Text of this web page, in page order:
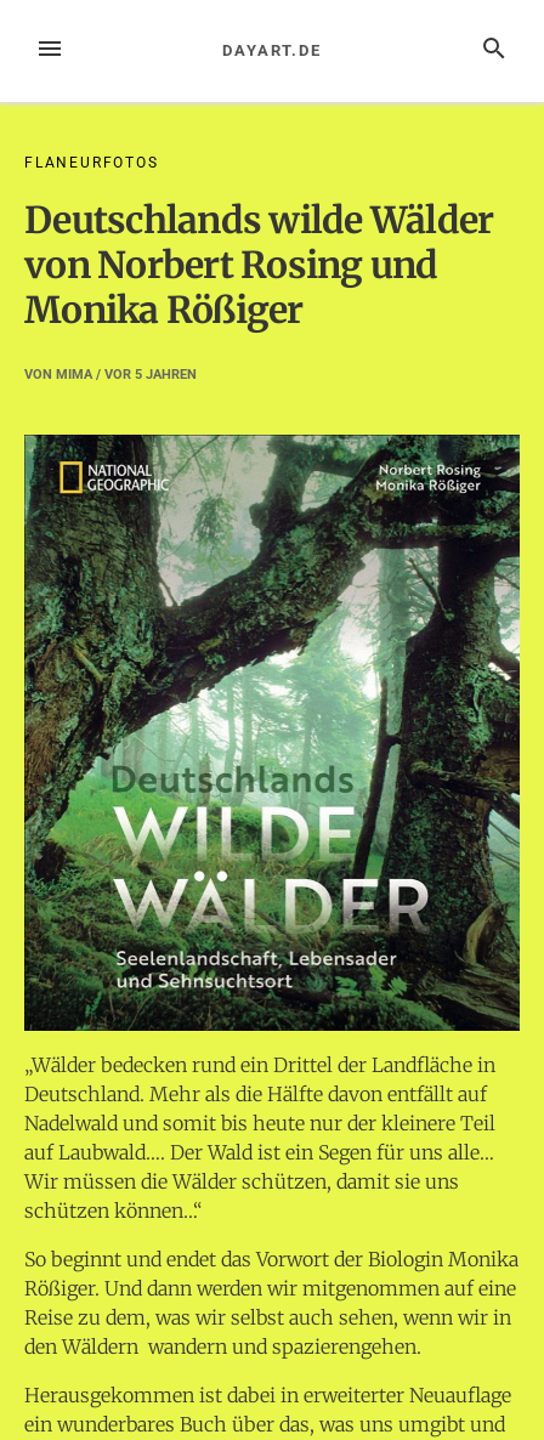
InhaltMENÜ SUCHE
DAYART.DE
FLANEURFOTOS
Deutschlands wilde Wälder
von Norbert Rosing und
Monika Rößiger
VON MIMA/ VOR 5 JAHREN
„Wälder bedecken rund ein Drittel der Landfläche in
Deutschland. Mehr als die Hälfte davon entfällt auf
Nadelwald und somit bis heute nur der kleinere Teil
auf Laubwald…. Der Wald ist ein Segen für uns alle…
Wir müssen die Wälder schützen, damit sie uns
schützen können…“
So beginnt und endet das Vorwort der Biologin Monika
Rößiger. Und dann werden wir mitgenommen auf eine
Reise zu dem, was wir selbst auch sehen, wenn wir in
den Wäldern wandern und spazierengehen.
Herausgekommen ist dabei in erweiterter Neuauflage
ein wunderbares Buch über das, was uns umgibt und